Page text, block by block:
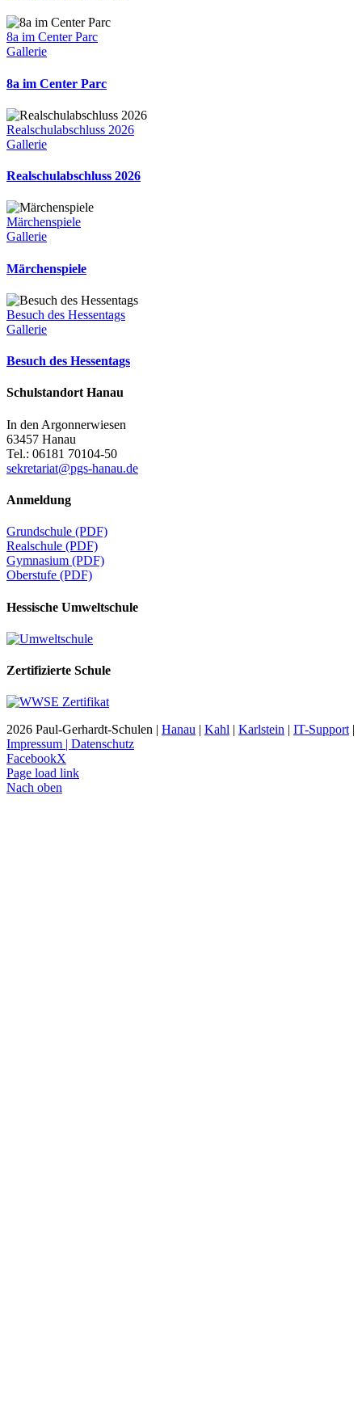
8a im Center Parc
Gallerie
8a im Center Parc
Realschulabschluss 2026
Gallerie
Realschulabschluss 2026
Märchenspiele
Gallerie
Märchenspiele
Besuch des Hessentags
Gallerie
Besuch des Hessentags
Schulstandort Hanau
In den Argonnerwiesen
63457 Hanau
Tel.: 06181 70104-50
sekretariat@pgs-hanau.de
Anmeldung
Grundschule (PDF)
Realschule (PDF)
Gymnasium (PDF)
Oberstufe (PDF)
Hessische Umweltschule
Zertifizierte Schule
2026 Paul-Gerhardt-Schulen | Hanau | Kahl | Karlstein | IT-Support |
Impressum | Datenschutz
FacebookX
Page load link
Nach oben